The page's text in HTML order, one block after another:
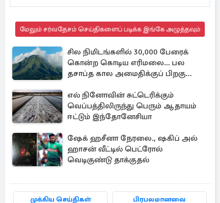
மேலும் சர்வதேசம் செய்திகளைப் படிக்க இங்கே அழுத்தவும்
சில நிமிடங்களில் 30,000 பேரைக்
கொன்ற கொடிய எரிமலை... பல
தசாப்த கால அமைதிக்குப் பிறகு
எல் நினோவின் சுட்டெரிக்கும்
வெப்பத்திலிருந்து பெரும் ஆதாயம்
ஈட்டும் இந்தோனேசியா
ஷேக் ஹசீனா நேரலை., ஷகிப் அல்
ஹாசன் வீட்டில் பெட்ரோல்
வெடிகுண்டு தாக்குதல்
முக்கிய செய்திகள் பிரபலமானவை